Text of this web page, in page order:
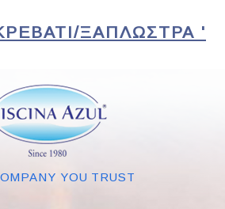
ΞΑΠΛΏΣΤΡΑ '
YOU TRUST